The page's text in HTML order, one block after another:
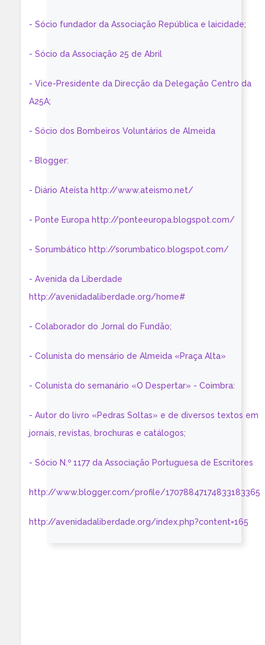
- Sócio fundador da Associação República e laicidade;
- Sócio da Associação 25 de Abril
- Vice-Presidente da Direcção da Delegação Centro da
A25A;
- Sócio dos Bombeiros Voluntários de Almeida
- Blogger:
- Diário Ateísta http://www.ateismo.net/
- Ponte Europa http://ponteeuropa.blogspot.com/
- Sorumbático http://sorumbatico.blogspot.com/
- Avenida da Liberdade
http://avenidadaliberdade.org/home#
- Colaborador do Jornal do Fundão;
- Colunista do mensário de Almeida «Praça Alta»
- Colunista do semanário «O Despertar» - Coimbra:
- Autor do livro «Pedras Soltas» e de diversos textos em
jornais, revistas, brochuras e catálogos;
- Sócio N.º 1177 da Associação Portuguesa de Escritores
http://www.blogger.com/profile/17078847174833183365
http://avenidadaliberdade.org/index.php?content=165